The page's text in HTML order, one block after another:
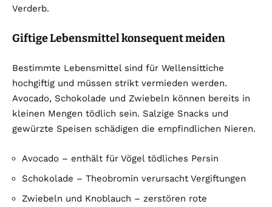
Verderb.
Giftige Lebensmittel konsequent meiden
Bestimmte Lebensmittel sind für Wellensittiche
hochgiftig und müssen strikt vermieden werden.
Avocado, Schokolade und Zwiebeln können bereits in
kleinen Mengen tödlich sein. Salzige Snacks und
gewürzte Speisen schädigen die empfindlichen Nieren.
Avocado – enthält für Vögel tödliches Persin
Schokolade – Theobromin verursacht Vergiftungen
Zwiebeln und Knoblauch – zerstören rote